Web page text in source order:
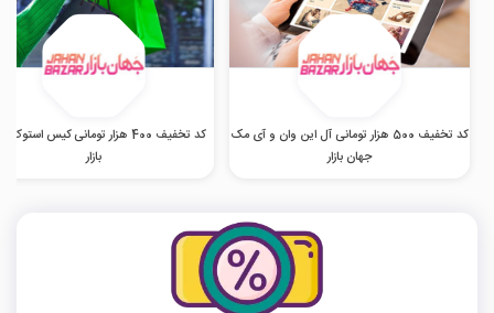
کد تخفیف 500 هزار تومانی آل این وان و آی مک
جهان بازار
کد تخفیف 400 هزار تومانی کیس
بازار